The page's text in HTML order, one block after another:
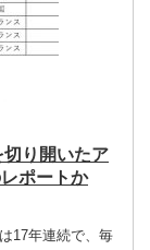
り開いたア
ポートか
17年連続で、毎